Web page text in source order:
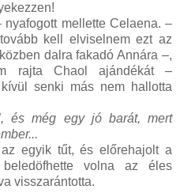
mellette Celaena. –
kell elviselnem ezt az
dalra fakadó Annára –,
rajta Chaol ajándékát –
senki más nem hallotta
és még egy jó barát, mert
egyik tűt, és előrehajolt a
volna az éles
visszarántotta.